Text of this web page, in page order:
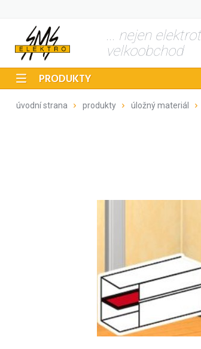
... nejen
velkoobchod
PRODUKTY
úvodní strana produkty úložný materiál